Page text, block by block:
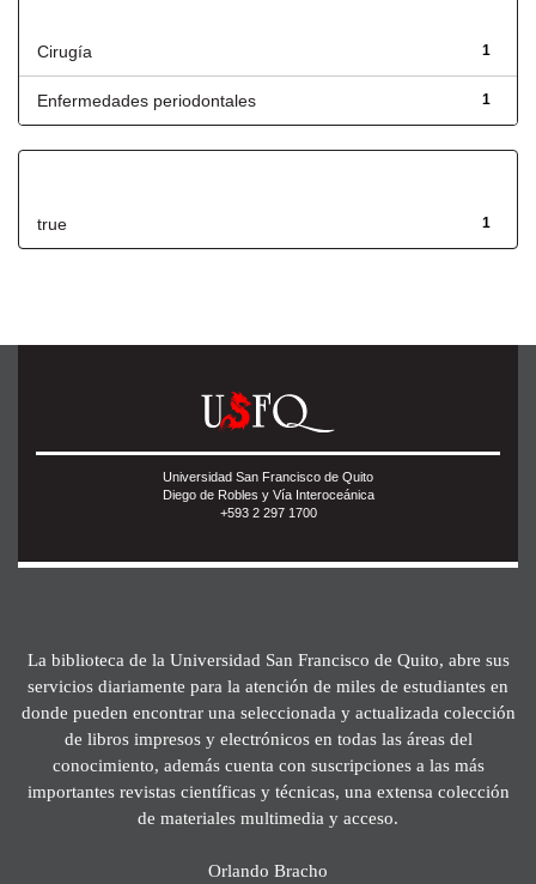
1
Cirugía
1
Enfermedades periodontales
1
true
Universidad San Francisco de Quito
Diego de Robles y Vía Interoceánica
+593 2 297 1700
La biblioteca de la Universidad San Francisco de Quito, abre sus
servicios diariamente para la atención de miles de estudiantes en
donde pueden encontrar una seleccionada y actualizada colección
de libros impresos y electrónicos en todas las áreas del
conocimiento, además cuenta con suscripciones a las más
importantes revistas científicas y técnicas, una extensa colección
de materiales multimedia y acceso.
Orlando Bracho